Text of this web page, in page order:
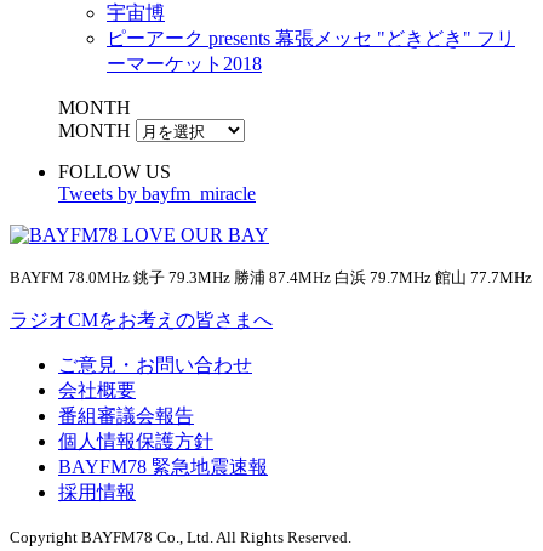
宇宙博
ピーアーク presents 幕張メッセ "どきどき" フリ
ーマーケット2018
MONTH
MONTH
FOLLOW US
Tweets by bayfm_miracle
BAYFM 78.0MHz 銚子 79.3MHz 勝浦 87.4MHz 白浜 79.7MHz 館山 77.7MHz
ラジオCMをお考えの皆さまへ
ご意見・お問い合わせ
会社概要
番組審議会報告
個人情報保護方針
BAYFM78 緊急地震速報
採用情報
Copyright BAYFM78 Co., Ltd. All Rights Reserved.